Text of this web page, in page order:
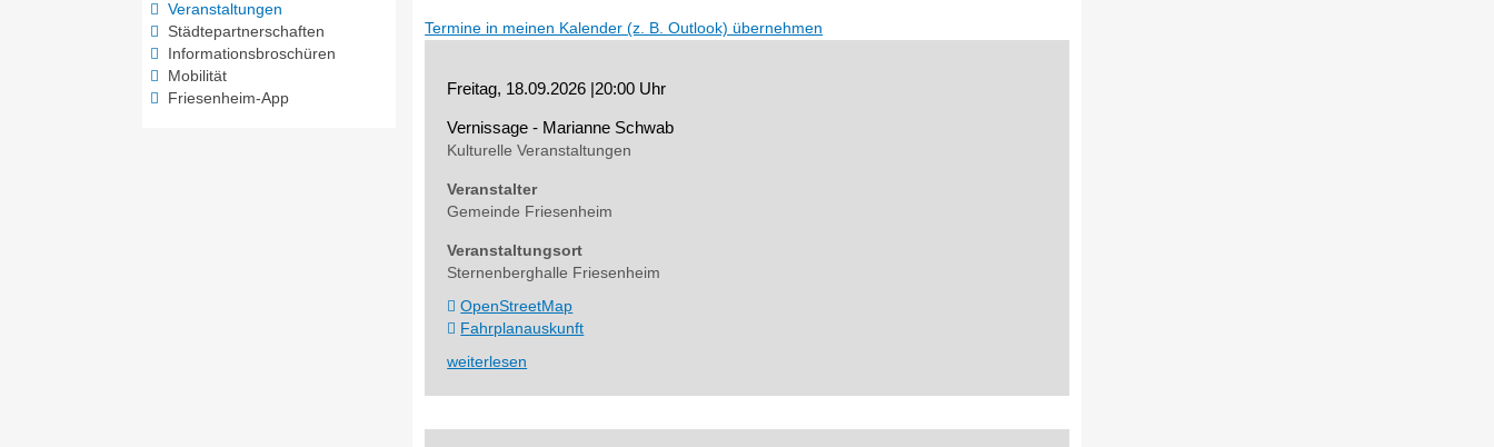
Veranstaltungen
Städtepartnerschaften
Informationsbroschüren
Mobilität
Friesenheim-App
Termine in meinen Kalender (z. B. Outlook) übernehmen
Freitag, 18.09.2026 |20:00 Uhr
Vernissage - Marianne Schwab
Kulturelle Veranstaltungen
Veranstalter
Gemeinde Friesenheim
Veranstaltungsort
Sternenberghalle Friesenheim
OpenStreetMap
Fahrplanauskunft
weiterlesen